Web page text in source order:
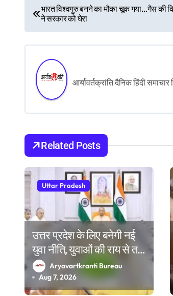
o
s
a
v
i
g
a
t
n
भारत विश्वगुरु बनने का मौका चूक गया…गैस की
ने सरकार को घेरा
आर्यावर्तक्रांति दैनिक हिंदी
Related Posts
Uttar Pradesh
उत्तर प्रदेश के लिए बनेगी नई
युवा नीति, युवाओं की राय से तय
होगा रोडमैप; राज्य युवा आयोग
के गठन पर भी मंथन
Aryavartkranti Bureau
Aug 7, 2026